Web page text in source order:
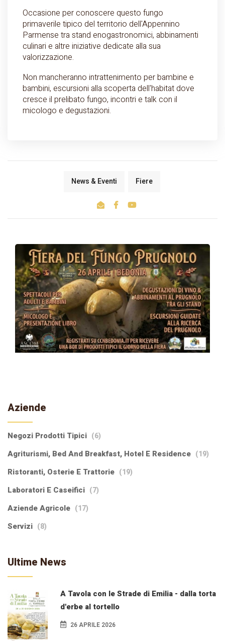
Occasione per conoscere questo fungo
primaverile tipico del territorio dell'Appennino
Parmense tra stand enogastronomici, abbinamenti
culinari e altre iniziative dedicate alla sua
valorizzazione.
Non mancheranno intrattenimento per bambine e
bambini, escursioni alla scoperta dell'habitat dove
cresce il prelibato fungo, incontri e talk con il
micologo e degustazioni.
News & Eventi Fiere
Aziende
Negozi Prodotti Tipici (6)
Agriturismi, Bed And Breakfast, Hotel E Residence (19)
Ristoranti, Osterie E Trattorie (19)
Laboratori E Caseifici (7)
Aziende Agricole (17)
Servizi (8)
Ultime News
A Tavola con le Strade di Emilia - dalla torta
d'erbe al tortello
26 APRILE 2026